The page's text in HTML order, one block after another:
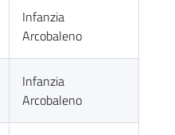
Infanzia
Arcobaleno
Infanzia
Arcobaleno